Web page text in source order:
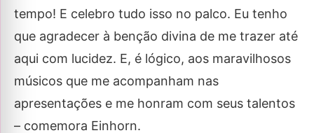
tempo! E celebro tudo isso no palco. Eu tenho
que agradecer à benção divina de me trazer até
aqui com lucidez. E, é lógico, aos maravilhosos
músicos que me acompanham nas
apresentações e me honram com seus talentos
– comemora Einhorn.